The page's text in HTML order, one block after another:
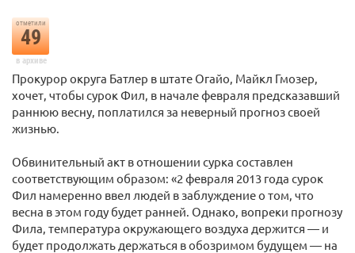
отметили
49
в архиве
Прокурор округа Батлер в штате Огайо, Майкл Гмозер,
хочет, чтобы сурок Фил, в начале февраля предсказавший
раннюю весну, поплатился за неверный прогноз своей
жизнью.
Обвинительный акт в отношении сурка составлен
соответствующим образом: «2 февраля 2013 года сурок
Фил намеренно ввел людей в заблуждение о том, что
весна в этом году будет ранней. Однако, вопреки прогнозу
Фила, температура окружающего воздуха держится — и
будет продолжать держаться в обозримом будущем — на